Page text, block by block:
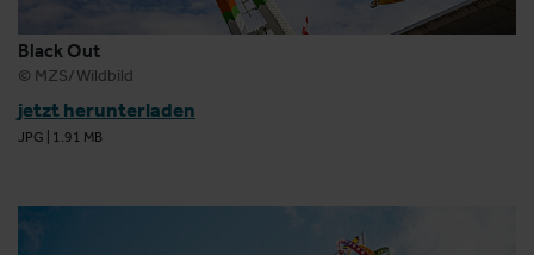
Black Out
© MZS/Wildbild
jetzt herunterladen
JPG 1.91 MB